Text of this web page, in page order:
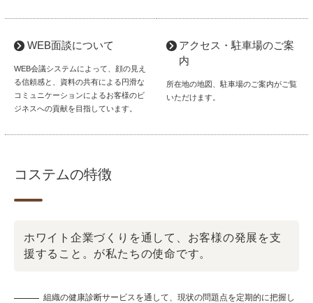
WEB面談について
WEB会議システムによって、顔の見え
る信頼感と、資料の共有による円滑な
コミュニケーションによるお客様のビ
ジネスへの貢献を目指しています。
アクセス・駐車場のご案
内
所在地の地図、駐車場のご案内がご覧
いただけます。
コステムの特徴
ホワイト企業づくりを通して、お客様の発展を支
援すること。が私たちの使命です。
組織の健康診断サービスを通して、現状の問題点を定期的に把握し